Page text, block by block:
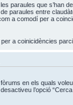
paraules que s’han
paraules entre
a comodí per a
a coinicidències
en els quals
l’opció